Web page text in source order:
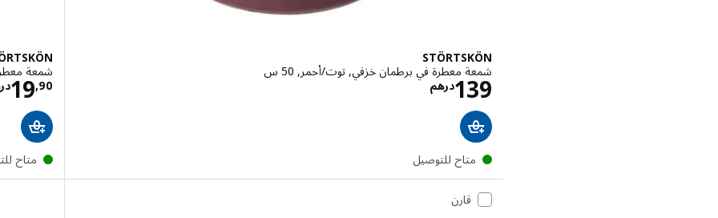
STÖRTSKÖN
شمعة معطرة في برطمان خزفي, توت/أحمر, 50 س
درهم139 الاسعار درهم 139
متاح للتوصيل
شمعة
19,90
متاح
قارن